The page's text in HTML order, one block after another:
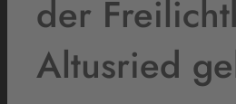
der
Altusried